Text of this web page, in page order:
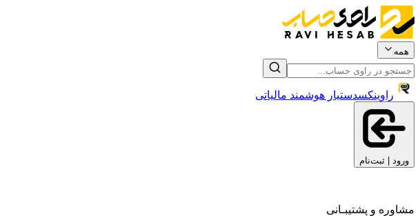
همه
راوینکسدستیار هوشمند مالیاتی
ورود | ثبت‌نام
مشاوره و پشتیبـانی